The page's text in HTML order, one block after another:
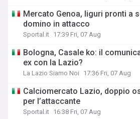
Mercato Genoa, liguri pronti a
domino in attacco
Sportal.it 17:39 Fri, 07 Aug
Bologna, Casale ko: il
ex con la Lazio?
La Lazio Siamo Noi 17:36 Fri, 07 Aug
Calciomercato Lazio, doppio
per l’attaccante
Sportal.it 16:38 Fri, 07 Aug